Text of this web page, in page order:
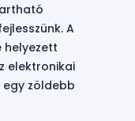
A
helyezett
elektronikai
zöldebb